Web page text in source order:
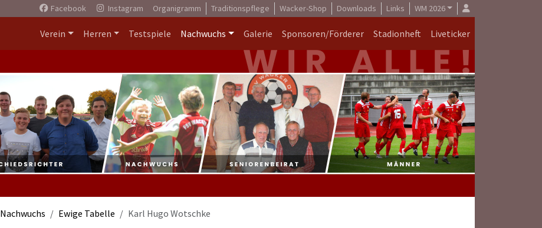
Facebook Instagram Organigramm Traditionspflege Wacker-Shop Downloads Links WM 2026
Verein Herren Testspiele Nachwuchs Galerie Sponsoren/Förderer Stadionheft Liveticker
Nachwuchs Ewige Tabelle Karl Hugo Wotschke